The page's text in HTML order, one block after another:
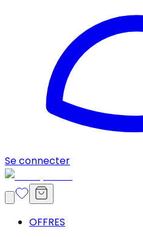
Se connecter
OFFRES